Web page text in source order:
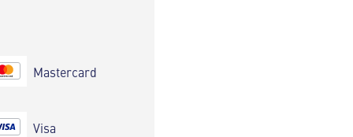
Mastercard
Visa